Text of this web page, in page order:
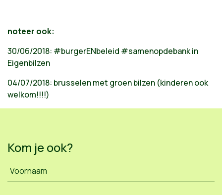
noteer ook:
30/06/2018: #burgerENbeleid #samenopdebank in
Eigenbilzen
04/07/2018: brusselen met groen bilzen (kinderen ook
welkom!!!!)
Kom je ook?
Voornaam